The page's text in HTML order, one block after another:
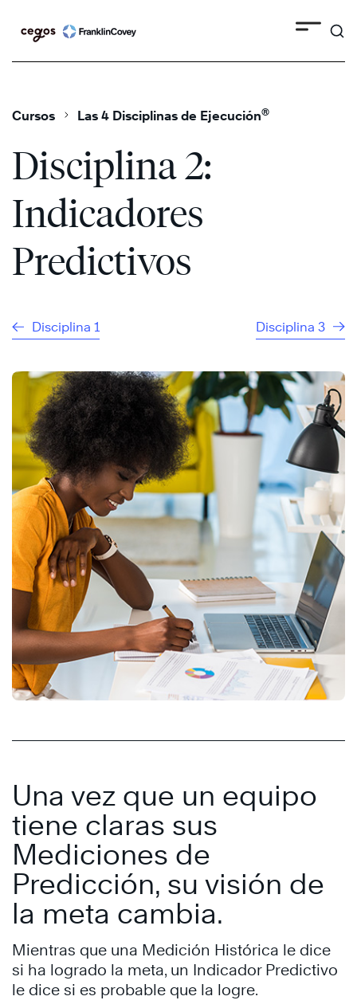
Cursos Las 4 Disciplinas de Ejecución®
Disciplina 2:
Indicadores
Predictivos
Disciplina 1 Disciplina 3
Una vez que un equipo
tiene claras sus
Mediciones de
Predicción, su visión de
la meta cambia.
Mientras que una Medición Histórica le dice
si ha logrado la meta, un Indicador Predictivo
le dice si es probable que la logre.